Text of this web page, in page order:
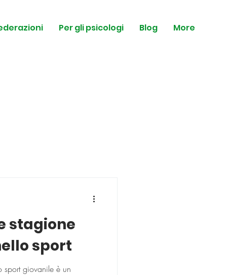
Per gli psicologi Blog More
stagione
sport
sport giovanile è un